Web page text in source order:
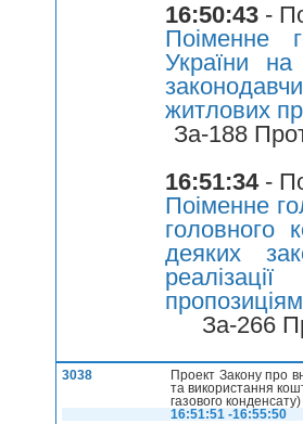
16:50:43 -
Поіменне
України
житлових
За-188
16:51:34-
Поіменне
головного
деяких
За-266
3038
Проект Закону про
та використання
газового конденсату)
16:51:51 -16:55:50